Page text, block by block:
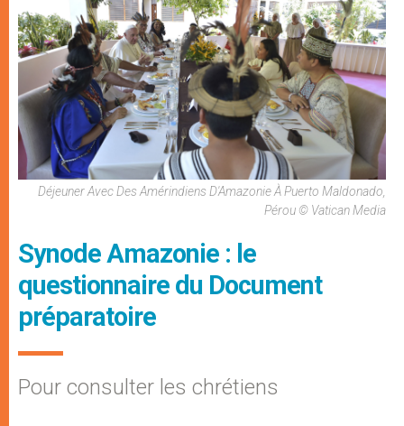
Déjeuner Avec Des Amérindiens D'Amazonie À Puerto Maldonado,
Pérou © Vatican Media
Synode Amazonie : le
questionnaire du Document
préparatoire
Pour consulter les chrétiens